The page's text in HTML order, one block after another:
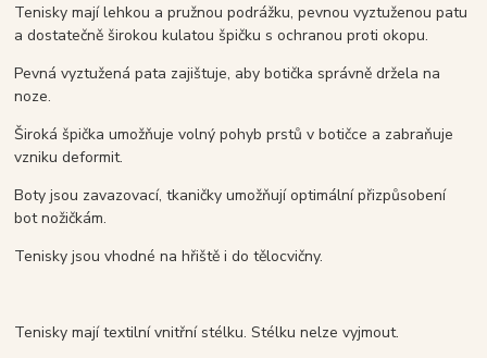
Tenisky mají lehkou a pružnou podrážku, pevnou vyztuženou patu
a dostatečně širokou kulatou špičku s ochranou proti okopu.
Pevná vyztužená pata zajištuje, aby botička správně držela na
noze.
Široká špička umožňuje volný pohyb prstů v botičce a zabraňuje
vzniku deformit.
Boty jsou zavazovací, tkaničky umožňují optimální přizpůsobení
bot nožičkám.
Tenisky jsou vhodné na hřiště i do tělocvičny.
Tenisky mají textilní vnitřní stélku. Stélku nelze vyjmout.